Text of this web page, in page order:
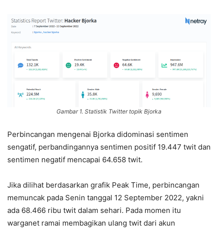
Gambar 1. Statistik Twitter topik Bjorka
Perbincangan mengenai Bjorka didominasi sentimen
sengatif, perbandingannya sentimen positif 19.447 twit dan
sentimen negatif mencapai 64.658 twit.
Jika dilihat berdasarkan grafik Peak Time, perbincangan
memuncak pada Senin tanggal 12 September 2022, yakni
ada 68.466 ribu twit dalam sehari. Pada momen itu
warganet ramai membagikan ulang twit dari akun